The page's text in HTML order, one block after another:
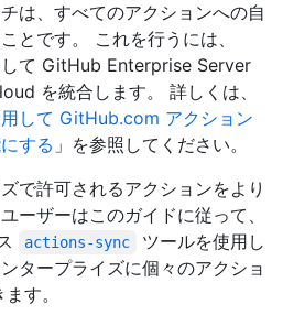
は、すべてのアクションへの自
とです。 これを行うには、
て GitHub Enterprise Server
を統合します。 詳しくは、
して GitHub.com アクション
する 」を参照してください。
で許可されるアクションをより
ーザーはこのガイドに従って、
actions-sync
ツールを使用し
タープライズに個々のアクショ
す。